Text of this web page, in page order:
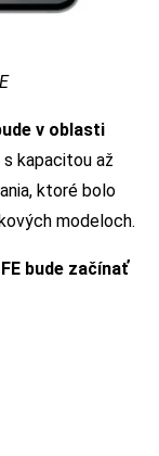
v oblasti
s kapacitou až
ktoré bolo
modeloch.
bude začínať